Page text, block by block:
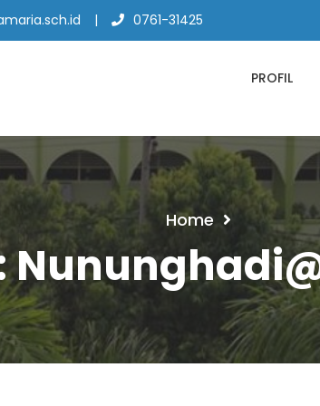
0761-31425
PROFIL
Home